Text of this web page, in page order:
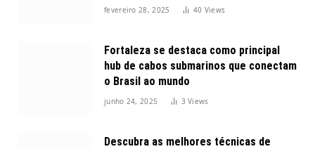
fevereiro 28, 2025 40 Views
Fortaleza se destaca como principal
hub de cabos submarinos que conectam
o Brasil ao mundo
junho 24, 2025 3Views
Descubra as melhores técnicas de